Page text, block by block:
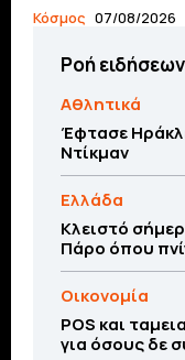
Κόσμος 07/08/2026
Ροή ειδήσεων
Αθλητικά
Έφτασε
Ντίκμαν
Ελλάδα
Κλειστό
Πάρο όπου
Οικονομία
POS και
για όσους δε